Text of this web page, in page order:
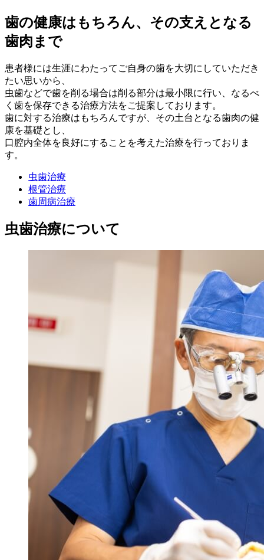
歯の健康はもちろん、その支えとなる
歯肉まで
患者様には生涯にわたってご自身の歯を大切にしていただき
たい思いから、
虫歯などで歯を削る場合は削る部分は最小限に行い、なるべ
く歯を保存できる治療方法をご提案しております。
歯に対する治療はもちろんですが、その土台となる歯肉の健
康を基礎とし、
口腔内全体を良好にすることを考えた治療を行っておりま
す。
虫歯治療
根管治療
歯周病治療
虫歯治療について